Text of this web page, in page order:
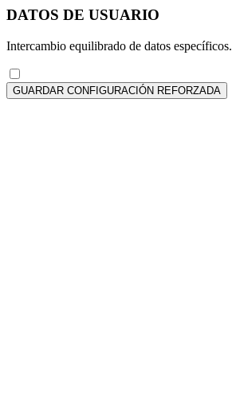
DATOS DE USUARIO
Intercambio equilibrado de datos específicos.
GUARDAR CONFIGURACIÓN REFORZADA